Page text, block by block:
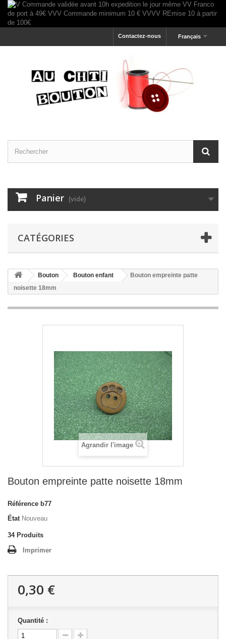
Français
Contactez-nous
Panier (vide)
CATÉGORIES
Bouton Bouton enfant
Bouton empreinte patte
noisette 18mm
Agrandir l'image
Bouton empreinte patte noisette 18mm
Référence b77
État Nouveau
34 Produits
Imprimer
0,30 €
Quantité :